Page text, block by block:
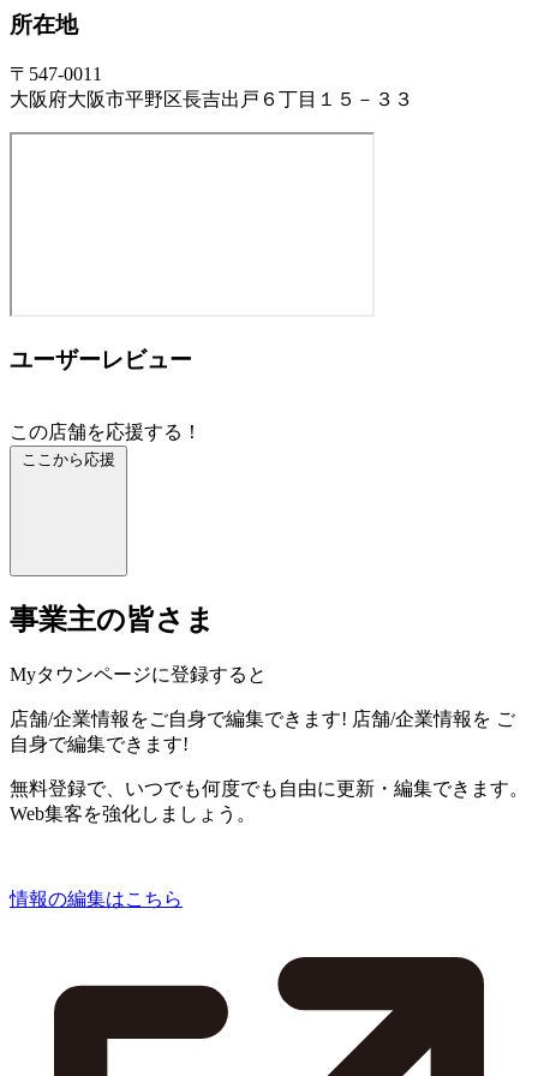
所在地
〒547-0011
大阪府大阪市平野区長吉出戸６丁目１５－３３
ユーザーレビュー
この店舗を応援する！
ここから応援
事業主の皆さま
Myタウンページに登録すると
店舗/企業情報をご自身で編集できます! 店舗/企業情報を ご
自身で編集できます!
無料登録で、いつでも何度でも自由に更新・編集できます。
Web集客を強化しましょう。
情報の編集はこちら